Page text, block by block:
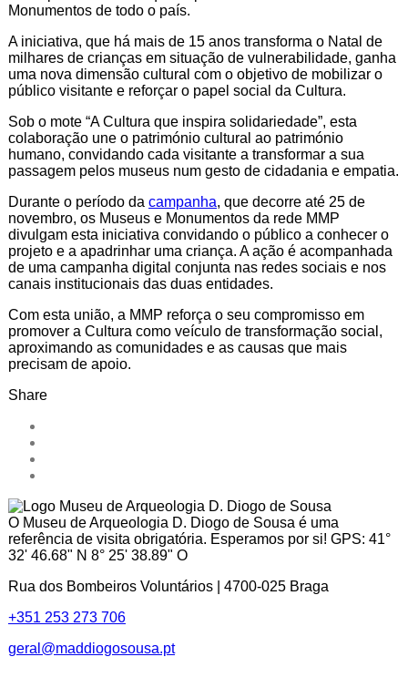
Monumentos de todo o país.
A iniciativa, que há mais de 15 anos transforma o Natal de
milhares de crianças em situação de vulnerabilidade, ganha
uma nova dimensão cultural com o objetivo de mobilizar o
público visitante e reforçar o papel social da Cultura.
Sob o mote “A Cultura que inspira solidariedade”, esta
colaboração une o património cultural ao património
humano, convidando cada visitante a transformar a sua
passagem pelos museus num gesto de cidadania e empatia.
Durante o período da campanha, que decorre até 25 de
novembro, os Museus e Monumentos da rede MMP
divulgam esta iniciativa convidando o público a conhecer o
projeto e a apadrinhar uma criança. A ação é acompanhada
de uma campanha digital conjunta nas redes sociais e nos
canais institucionais das duas entidades.
Com esta união, a MMP reforça o seu compromisso em
promover a Cultura como veículo de transformação social,
aproximando as comunidades e as causas que mais
precisam de apoio.
Share
O Museu de Arqueologia D. Diogo de Sousa é uma
referência de visita obrigatória. Esperamos por si! GPS: 41°
32' 46.68" N 8° 25' 38.89" O
Rua dos Bombeiros Voluntários | 4700-025 Braga
+351 253 273 706
geral@maddiogosousa.pt